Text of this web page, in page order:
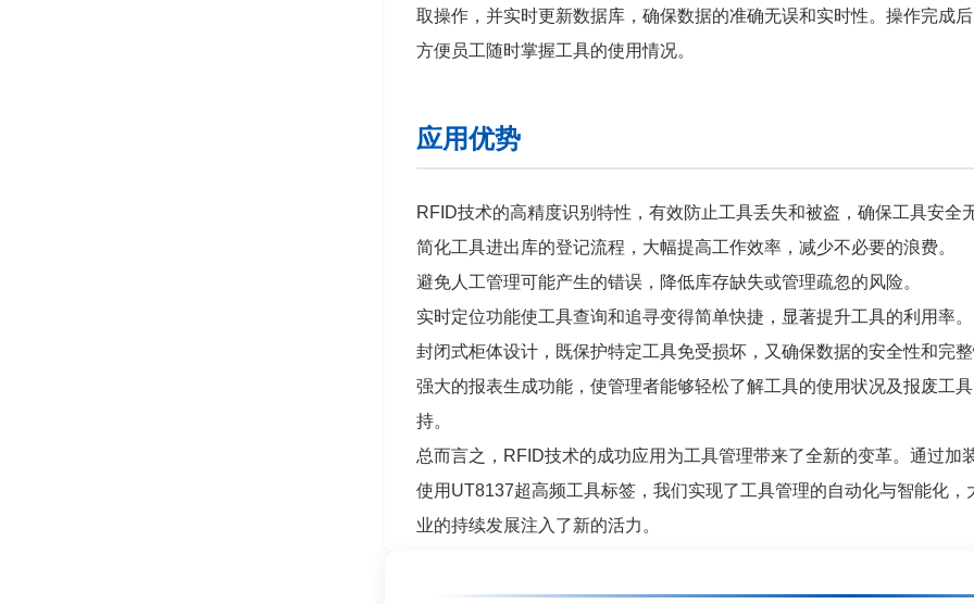
取操作，并实时更新数据库，确保数据的准确无误和实时性。操作完成
方便员工随时掌握工具的使用情况。
应用优势
RFID技术的高精度识别特性，有效防止工具丢失和被盗，确保工具安全
简化工具进出库的登记流程，大幅提高工作效率，减少不必要的浪费。
避免人工管理可能产生的错误，降低库存缺失或管理疏忽的风险。
实时定位功能使工具查询和追寻变得简单快捷，显著提升工具的利用率。
封闭式柜体设计，既保护特定工具免受损坏，又确保数据的安全性和完
强大的报表生成功能，使管理者能够轻松了解工具的使用状况及报废工
持。
总而言之，RFID技术的成功应用为工具管理带来了全新的变革。通过加
使用UT8137超高频工具标签，我们实现了工具管理的自动化与智能化
业的持续发展注入了新的活力。